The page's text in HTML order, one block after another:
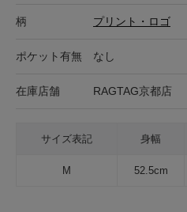
柄 プリント・ロゴ
ポケット有無 なし
在庫店舗 RAGTAG京都店
サイズ表記 身幅
M 52.5cm